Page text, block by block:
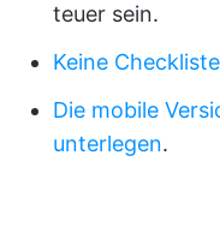
teuer sein.
Keine
Die mobile
unterlegen.